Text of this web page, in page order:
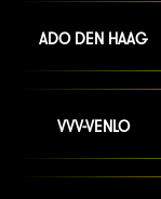
ADO DEN HAAG
VVV-VENLO